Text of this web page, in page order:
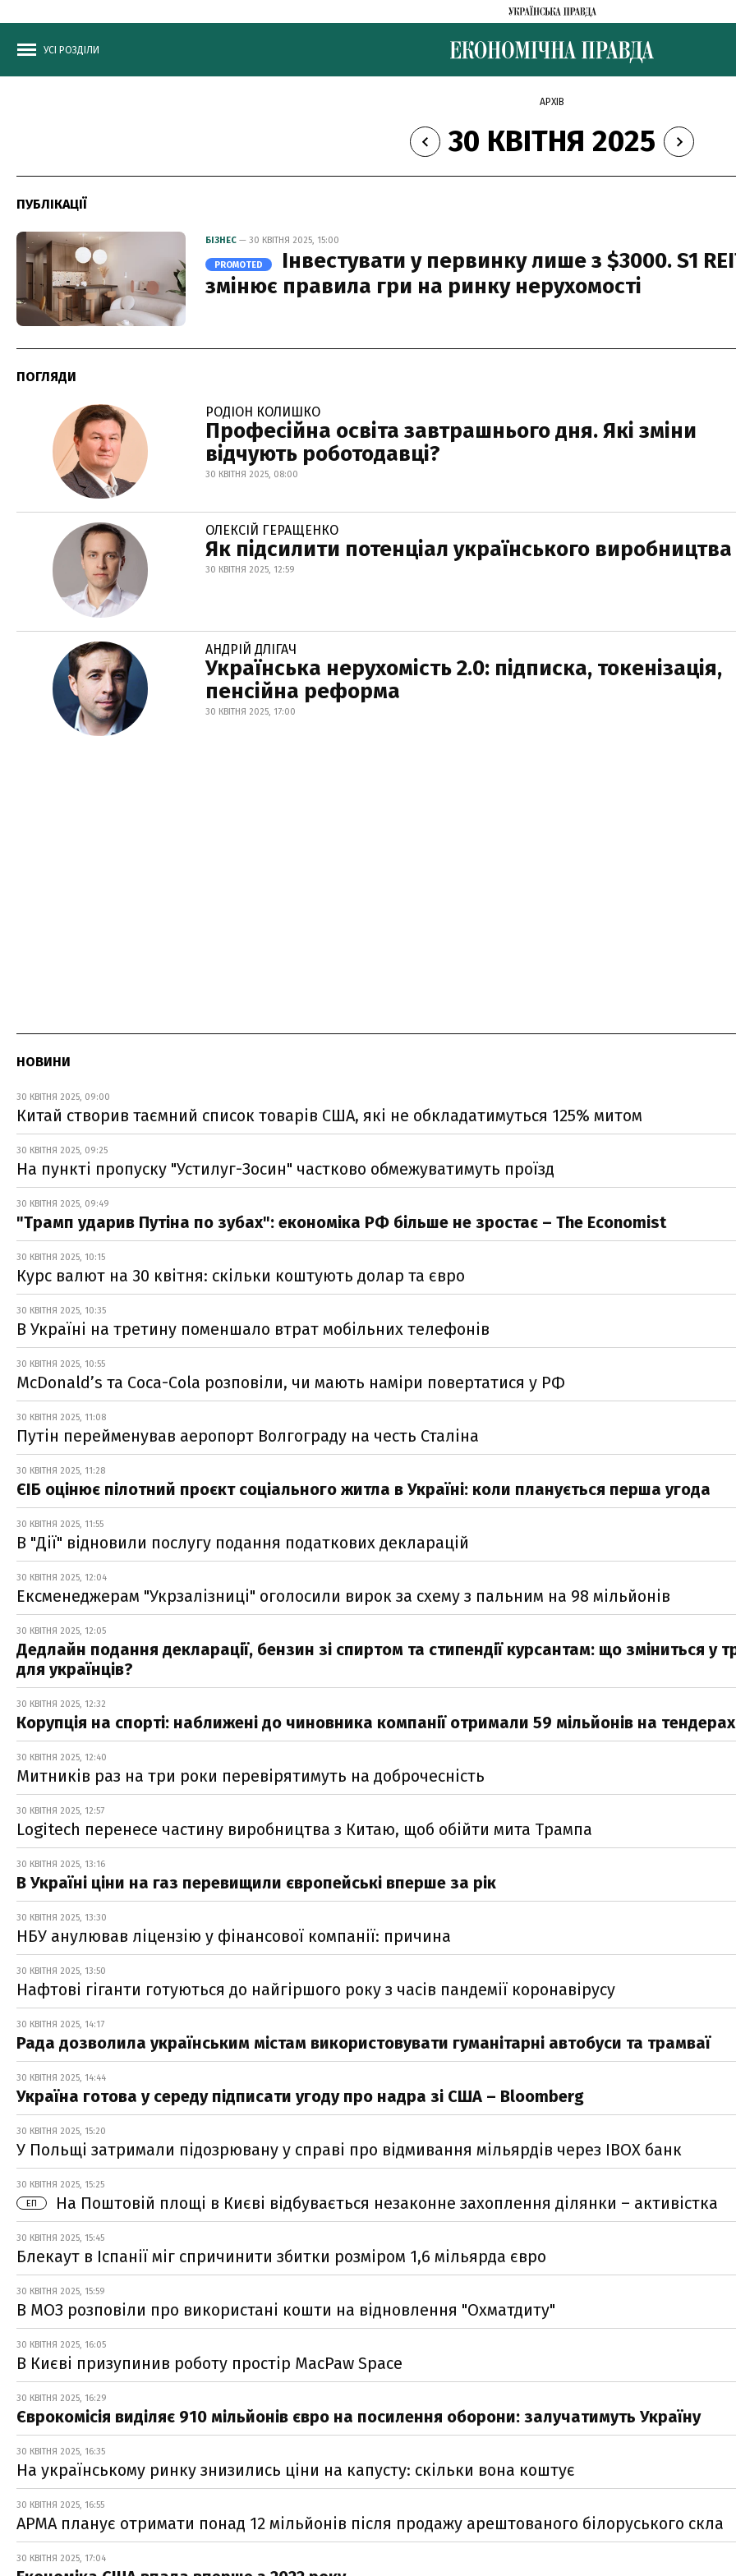
УСІ РОЗДІЛИ
АРХІВ
30 КВІТНЯ 2025
ПУБЛІКАЦІЇ
БІЗНЕС — 30 КВІТНЯ 2025, 15:00
PROMOTED
Інвестувати у первинку лише з $3000. S1
змінює правила гри на ринку нерухомості
ПОГЛЯДИ
РОДІОН КОЛИШКО
Професійна освіта завтрашнього дня. Які зміни
відчують роботодавці?
30 КВІТНЯ 2025, 08:00
ОЛЕКСІЙ ГЕРАЩЕНКО
Як підсилити потенціал українського виробництва
30 КВІТНЯ 2025, 12:59
АНДРІЙ ДЛІГАЧ
Українська нерухомість 2.0: підписка, токенізація,
пенсійна реформа
30 КВІТНЯ 2025, 17:00
НОВИНИ
30 КВІТНЯ 2025, 09:00
Китай створив таємний список товарів США, які не обкладатимуться 125% митом
30 КВІТНЯ 2025, 09:25
На пункті пропуску "Устилуг-Зосин" частково обмежуватимуть проїзд
30 КВІТНЯ 2025, 09:49
"Трамп ударив Путіна по зубах": економіка РФ більше не зростає – The Economist
30 КВІТНЯ 2025, 10:15
Курс валют на 30 квітня: скільки коштують долар та євро
30 КВІТНЯ 2025, 10:35
В Україні на третину поменшало втрат мобільних телефонів
30 КВІТНЯ 2025, 10:55
McDonald’s та Coca-Cola розповіли, чи мають наміри повертатися у РФ
30 КВІТНЯ 2025, 11:08
Путін перейменував аеропорт Волгограду на честь Сталіна
30 КВІТНЯ 2025, 11:28
ЄІБ оцінює пілотний проєкт соціального житла в Україні: коли планується перша угода
30 КВІТНЯ 2025, 11:55
В "Дії" відновили послугу подання податкових декларацій
30 КВІТНЯ 2025, 12:04
Ексменеджерам "Укрзалізниці" оголосили вирок за схему з пальним на 98 мільйонів
30 КВІТНЯ 2025, 12:05
Дедлайн подання декларації, бензин зі спиртом та стипендії курсантам: що зміниться у
для українців?
30 КВІТНЯ 2025, 12:32
Корупція на спорті: наближені до чиновника компанії отримали 59 мільйонів на тендерах
30 КВІТНЯ 2025, 12:40
Митників раз на три роки перевірятимуть на доброчесність
30 КВІТНЯ 2025, 12:57
Logitech перенесе частину виробництва з Китаю, щоб обійти мита Трампа
30 КВІТНЯ 2025, 13:16
В Україні ціни на газ перевищили європейські вперше за рік
30 КВІТНЯ 2025, 13:30
НБУ анулював ліцензію у фінансової компанії: причина
30 КВІТНЯ 2025, 13:50
Нафтові гіганти готуються до найгіршого року з часів пандемії коронавірусу
30 КВІТНЯ 2025, 14:17
Рада дозволила українським містам використовувати гуманітарні автобуси та трамваї
30 КВІТНЯ 2025, 14:44
Україна готова у середу підписати угоду про надра зі США – Bloomberg
30 КВІТНЯ 2025, 15:20
У Польщі затримали підозрювану у справі про відмивання мільярдів через IBOX банк
30 КВІТНЯ 2025, 15:25
ЕП
На Поштовій площі в Києві відбувається незаконне захоплення ділянки – активістка
30 КВІТНЯ 2025, 15:45
Блекаут в Іспанії міг спричинити збитки розміром 1,6 мільярда євро
30 КВІТНЯ 2025, 15:59
В МОЗ розповіли про використані кошти на відновлення "Охматдиту"
30 КВІТНЯ 2025, 16:05
В Києві призупинив роботу простір MacPaw Space
30 КВІТНЯ 2025, 16:29
Єврокомісія виділяє 910 мільйонів євро на посилення оборони: залучатимуть Україну
30 КВІТНЯ 2025, 16:35
На українському ринку знизились ціни на капусту: скільки вона коштує
30 КВІТНЯ 2025, 16:55
АРМА планує отримати понад 12 мільйонів після продажу арештованого білоруського скла
30 КВІТНЯ 2025, 17:04